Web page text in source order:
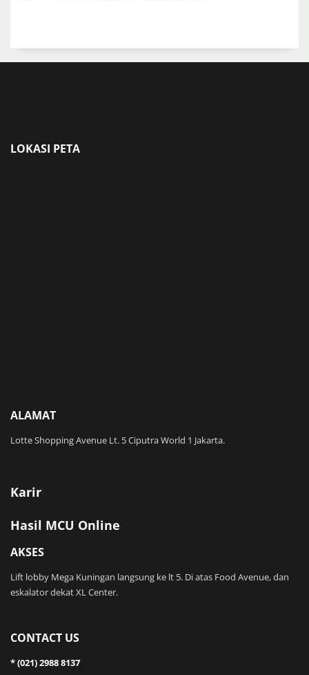
LOKASI PETA
ALAMAT
Lotte Shopping Avenue Lt. 5 Ciputra World 1 Jakarta.
Karir
Hasil MCU Online
AKSES
Lift lobby Mega Kuningan langsung ke lt 5. Di atas Food Avenue, dan
eskalator dekat XL Center.
CONTACT US
* (021) 2988 8137